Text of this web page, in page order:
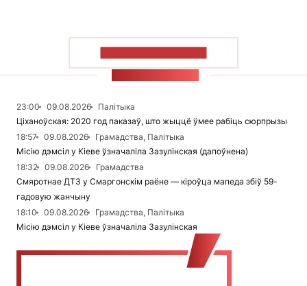
23:00 09.08.2026
Палітыка
Ціханоўская: 2020 год паказаў, што жыццё ўмее рабіць сюрпрызы
18:57
09.08.2026
Грамадства, Палітыка
Місію дэмсіл у Кіеве ўзначаліла Зазулінская (дапоўнена)
18:32
09.08.2026
Грамадства
Смяротнае ДТЗ у Смаргонскім раёне — кіроўца мапеда збіў 59-
гадовую жанчыну
18:10
09.08.2026
Грамадства, Палітыка
Місію дэмсіл у Кіеве ўзначаліла Зазулінская